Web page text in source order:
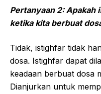
Pertanyaan 2: Apakah
ketika kita berbuat
Tidak, istighfar tidak
dosa. Istighfar dapat
keadaan berbuat dosa
Dianjurkan untuk